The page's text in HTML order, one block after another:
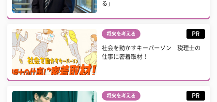
る」
将来を考える PR
社会を動かすキーパーソン 税理士の
仕事に密着取材！
将来を考える PR